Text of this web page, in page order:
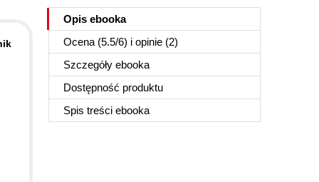
Opis ebooka
Ocena (5.5/6) i opinie (2)
Szczegóły ebooka
Dostępność produktu
Spis treści ebooka